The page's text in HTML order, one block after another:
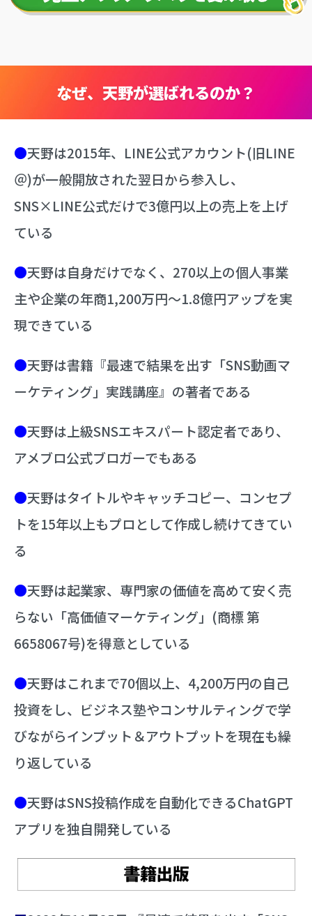
なぜ、天野が選ばれるのか？
●天野は2015年、LINE公式アカウント(旧LINE
＠)が一般開放された翌日から参入し、
SNS×LINE公式だけで3億円以上の売上を上げ
ている
●天野は自身だけでなく、270以上の個人事業
主や企業の年商1,200万円～1.8億円アップを実
現できている
●天野は書籍『最速で結果を出す「SNS動画マ
ーケティング」実践講座』の著者である
●天野は上級SNSエキスパート認定者であり、
アメブロ公式ブロガーでもある
●天野はタイトルやキャッチコピー、コンセプ
トを15年以上もプロとして作成し続けてきてい
る
●天野は起業家、専門家の価値を高めて安く売
らない「高価値マーケティング」(商標 第
6658067号)を得意としている
●天野はこれまで70個以上、4,200万円の自己
投資をし、ビジネス塾やコンサルティングで学
びながらインプット＆アウトプットを現在も繰
り返している
●天野はSNS投稿作成を自動化できるChatGPT
アプリを独自開発している